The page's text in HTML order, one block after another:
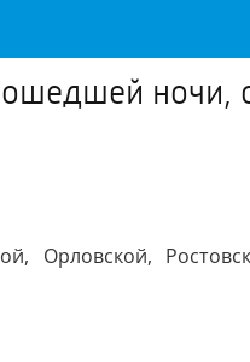
ночи,
Орловской,